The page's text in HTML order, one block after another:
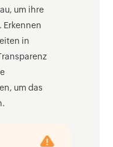
um ihre
Erkennen
in
um das